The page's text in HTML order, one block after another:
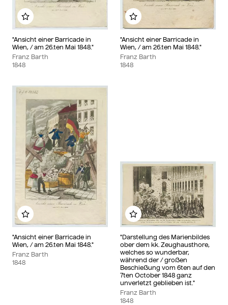
"Ansicht einer Barricade in
Wien, / am 26.ten Mai 1848."
Franz Barth
1848
Add to my album
"Ansicht einer Barricade in
Wien, / am 26.ten Mai 1848."
Franz Barth
1848
Add to my album
"Ansicht einer Barricade in
Wien, / am 26.ten Mai 1848."
Franz Barth
1848
Add to my album
"Darstellung des Marienbildes
ober dem kk. Zeughausthore,
welches so wunderbar,
während der / großen
Beschießung vom 6ten auf den
7ten October 1848 ganz
unverletzt geblieben ist."
Franz Barth
1848
Add to my album